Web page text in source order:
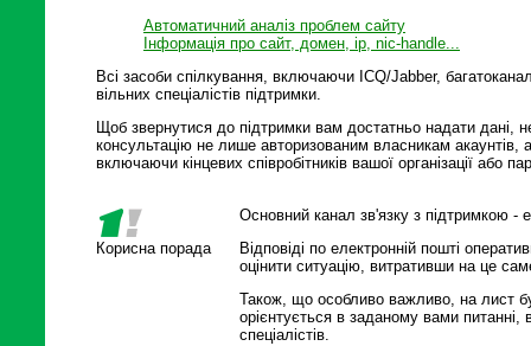
Автоматичний аналіз проблем сайту
Інформація про сайт, домен, ip, nic-handle...
Всі засоби спілкування, включаючи ICQ/Jabber,
вільних спеціалістів підтримки.
Щоб звернутися до підтримки вам достатньо надати дані,
консультацію не лише авторизованим власникам акаунтів,
включаючи кінцевих співробітників вашої організації або
Корисна порада
Основний канал зв'язку з підтримкою -
Відповіді по електронній пошті
оцінити ситуацію, витративши на це
Також, що особливо важливо, на лист
орієнтується в заданому вами питанні,
спеціалістів.